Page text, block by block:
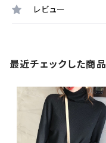
レビュー
最近チェックした商品